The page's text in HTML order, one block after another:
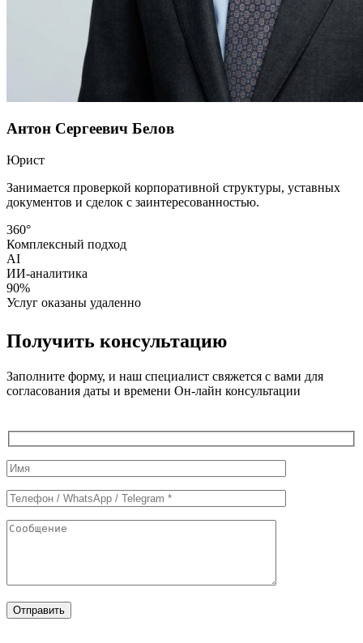
Антон Сергеевич Белов
Юрист
Занимается проверкой корпоративной структуры, уставных
документов и сделок с заинтересованностью.
360°
Комплексный подход
AI
ИИ-аналитика
90%
Услуг оказаны удаленно
Получить консультацию
Заполните форму, и наш специалист свяжется с вами для
согласования даты и времени Он-лайн консультации
Служебные
поля
формы
Отправить